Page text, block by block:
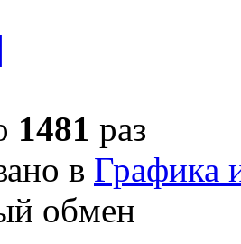
1481 раз
в Графика
обмен